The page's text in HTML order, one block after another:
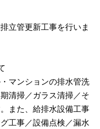
立管更新工事を行いま
マンションの排水管洗
清掃／ガラス清掃／そ
また、給排水設備工事
工事／設備点検／漏水